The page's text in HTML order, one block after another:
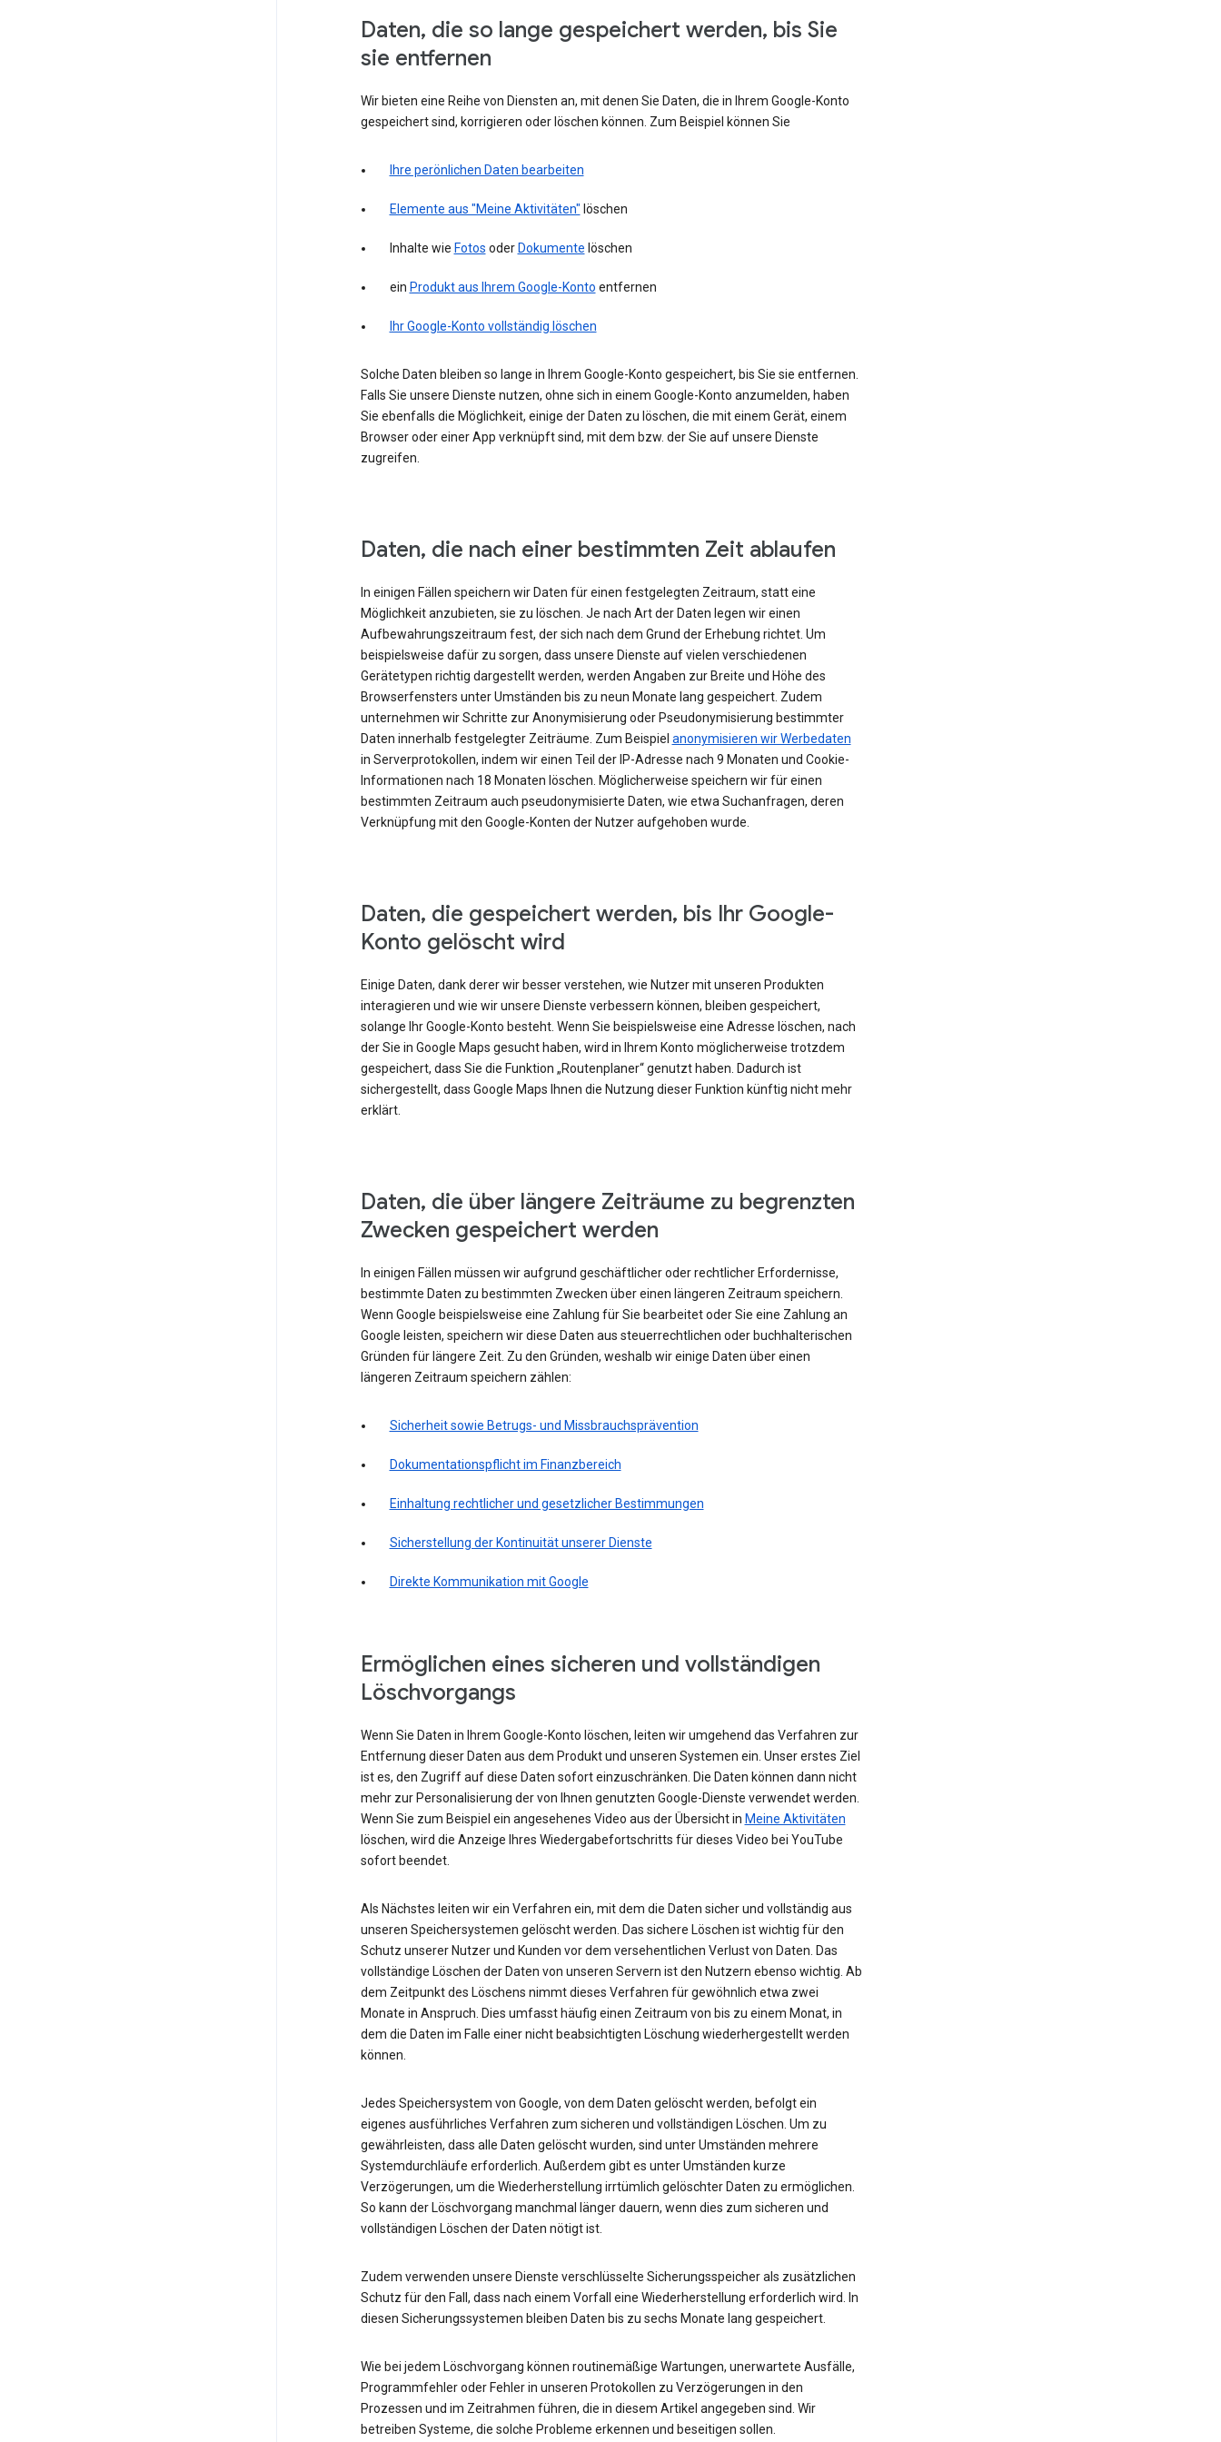
Daten, die so lange gespeichert werden, bis Sie
sie entfernen
Wir bieten eine Reihe von Diensten an, mit denen Sie Daten, die in Ihrem Google-Konto
gespeichert sind, korrigieren oder löschen können. Zum Beispiel können Sie
Ihre perönlichen Daten bearbeiten
Elemente aus "Meine Aktivitäten" löschen
Inhalte wie Fotos oder Dokumente löschen
ein Produkt aus Ihrem Google-Konto entfernen
Ihr Google-Konto vollständig löschen
Solche Daten bleiben so lange in Ihrem Google-Konto gespeichert, bis Sie sie entfernen.
Falls Sie unsere Dienste nutzen, ohne sich in einem Google-Konto anzumelden, haben
Sie ebenfalls die Möglichkeit, einige der Daten zu löschen, die mit einem Gerät, einem
Browser oder einer App verknüpft sind, mit dem bzw. der Sie auf unsere Dienste
zugreifen.
Daten, die nach einer bestimmten Zeit ablaufen
In einigen Fällen speichern wir Daten für einen festgelegten Zeitraum, statt eine
Möglichkeit anzubieten, sie zu löschen. Je nach Art der Daten legen wir einen
Aufbewahrungszeitraum fest, der sich nach dem Grund der Erhebung richtet. Um
beispielsweise dafür zu sorgen, dass unsere Dienste auf vielen verschiedenen
Gerätetypen richtig dargestellt werden, werden Angaben zur Breite und Höhe des
Browserfensters unter Umständen bis zu neun Monate lang gespeichert. Zudem
unternehmen wir Schritte zur Anonymisierung oder Pseudonymisierung bestimmter
Daten innerhalb festgelegter Zeiträume. Zum Beispiel anonymisieren wir Werbedaten
in Serverprotokollen, indem wir einen Teil der IP-Adresse nach 9 Monaten und Cookie-
Informationen nach 18 Monaten löschen. Möglicherweise speichern wir für einen
bestimmten Zeitraum auch pseudonymisierte Daten, wie etwa Suchanfragen, deren
Verknüpfung mit den Google-Konten der Nutzer aufgehoben wurde.
Daten, die gespeichert werden, bis Ihr Google-
Konto gelöscht wird
Einige Daten, dank derer wir besser verstehen, wie Nutzer mit unseren Produkten
interagieren und wie wir unsere Dienste verbessern können, bleiben gespeichert,
solange Ihr Google-Konto besteht. Wenn Sie beispielsweise eine Adresse löschen, nach
der Sie in Google Maps gesucht haben, wird in Ihrem Konto möglicherweise trotzdem
gespeichert, dass Sie die Funktion „Routenplaner“ genutzt haben. Dadurch ist
sichergestellt, dass Google Maps Ihnen die Nutzung dieser Funktion künftig nicht mehr
erklärt.
Daten, die über längere Zeiträume zu begrenzten
Zwecken gespeichert werden
In einigen Fällen müssen wir aufgrund geschäftlicher oder rechtlicher Erfordernisse,
bestimmte Daten zu bestimmten Zwecken über einen längeren Zeitraum speichern.
Wenn Google beispielsweise eine Zahlung für Sie bearbeitet oder Sie eine Zahlung an
Google leisten, speichern wir diese Daten aus steuerrechtlichen oder buchhalterischen
Gründen für längere Zeit. Zu den Gründen, weshalb wir einige Daten über einen
längeren Zeitraum speichern zählen:
Sicherheit sowie Betrugs- und Missbrauchsprävention
Dokumentationspflicht im Finanzbereich
Einhaltung rechtlicher und gesetzlicher Bestimmungen
Sicherstellung der Kontinuität unserer Dienste
Direkte Kommunikation mit Google
Ermöglichen eines sicheren und vollständigen
Löschvorgangs
Wenn Sie Daten in Ihrem Google-Konto löschen, leiten wir umgehend das Verfahren zur
Entfernung dieser Daten aus dem Produkt und unseren Systemen ein. Unser erstes Ziel
ist es, den Zugriff auf diese Daten sofort einzuschränken. Die Daten können dann nicht
mehr zur Personalisierung der von Ihnen genutzten Google-Dienste verwendet werden.
Wenn Sie zum Beispiel ein angesehenes Video aus der Übersicht in Meine Aktivitäten
löschen, wird die Anzeige Ihres Wiedergabefortschritts für dieses Video bei YouTube
sofort beendet.
Als Nächstes leiten wir ein Verfahren ein, mit dem die Daten sicher und vollständig aus
unseren Speichersystemen gelöscht werden. Das sichere Löschen ist wichtig für den
Schutz unserer Nutzer und Kunden vor dem versehentlichen Verlust von Daten. Das
vollständige Löschen der Daten von unseren Servern ist den Nutzern ebenso wichtig. Ab
dem Zeitpunkt des Löschens nimmt dieses Verfahren für gewöhnlich etwa zwei
Monate in Anspruch. Dies umfasst häufig einen Zeitraum von bis zu einem Monat, in
dem die Daten im Falle einer nicht beabsichtigten Löschung wiederhergestellt werden
können.
Jedes Speichersystem von Google, von dem Daten gelöscht werden, befolgt ein
eigenes ausführliches Verfahren zum sicheren und vollständigen Löschen. Um zu
gewährleisten, dass alle Daten gelöscht wurden, sind unter Umständen mehrere
Systemdurchläufe erforderlich. Außerdem gibt es unter Umständen kurze
Verzögerungen, um die Wiederherstellung irrtümlich gelöschter Daten zu ermöglichen.
So kann der Löschvorgang manchmal länger dauern, wenn dies zum sicheren und
vollständigen Löschen der Daten nötigt ist.
Zudem verwenden unsere Dienste verschlüsselte Sicherungsspeicher als zusätzlichen
Schutz für den Fall, dass nach einem Vorfall eine Wiederherstellung erforderlich wird. In
diesen Sicherungssystemen bleiben Daten bis zu sechs Monate lang gespeichert.
Wie bei jedem Löschvorgang können routinemäßige Wartungen, unerwartete Ausfälle,
Programmfehler oder Fehler in unseren Protokollen zu Verzögerungen in den
Prozessen und im Zeitrahmen führen, die in diesem Artikel angegeben sind. Wir
betreiben Systeme, die solche Probleme erkennen und beseitigen sollen.